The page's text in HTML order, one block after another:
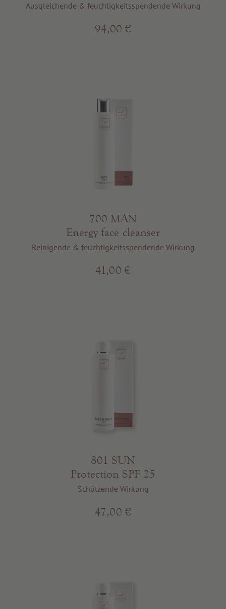
Ausgleichende & feuchtigkeitsspendende Wirkung
94,00 €
700 MAN
Energy face cleanser
Reinigende & feuchtigkeitsspendende Wirkung
41,00 €
801 SUN
Protection SPF 25
Schützende Wirkung
47,00 €